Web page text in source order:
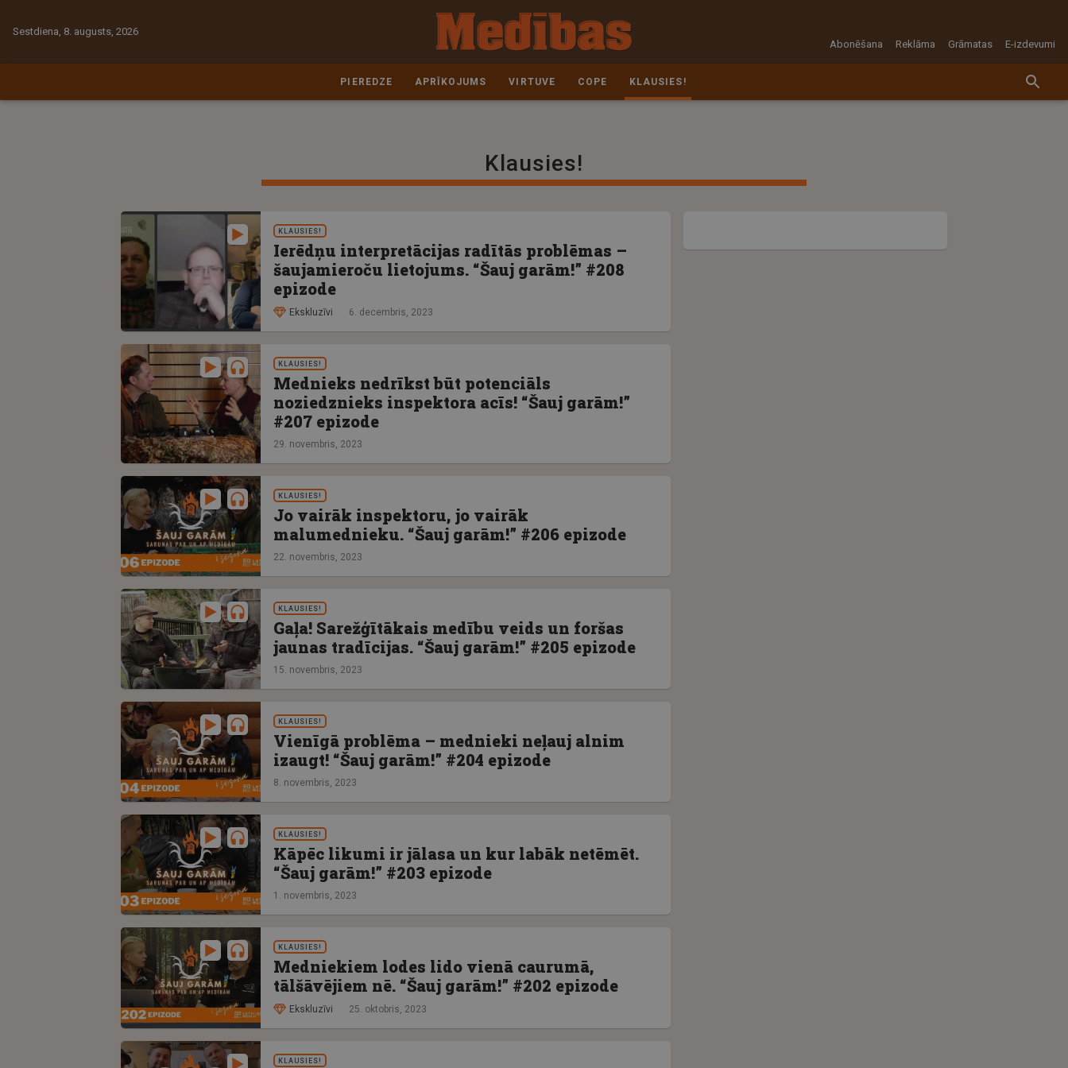
Sestdiena, 8. augusts, 2026
Abonēšana
Reklāma Grāmatas E-izdevumi
PIEREDZE APRĪKOJUMS VIRTUVE COPE KLAUSIES!
Klausies!
KLAUSIES!
Ierēdņu interpretācijas radītās problēmas –
šaujamieroču lietojums. “Šauj garām!” #208
epizode
Ekskluzīvi 6. decembris, 2023
KLAUSIES!
Mednieks nedrīkst būt potenciāls
noziedznieks inspektora acīs! “Šauj garām!”
#207 epizode
29. novembris, 2023
KLAUSIES!
Jo vairāk inspektoru, jo vairāk
malumednieku. “Šauj garām!” #206 epizode
22. novembris, 2023
KLAUSIES!
Gaļa! Sarežģītākais medību veids un foršas
jaunas tradīcijas. “Šauj garām!” #205 epizode
15. novembris, 2023
KLAUSIES!
Vienīgā problēma – mednieki neļauj alnim
izaugt! “Šauj garām!” #204 epizode
8. novembris, 2023
KLAUSIES!
Kāpēc likumi ir jālasa un kur labāk netēmēt.
“Šauj garām!” #203 epizode
1. novembris, 2023
KLAUSIES!
Medniekiem lodes lido vienā caurumā,
tālšāvējiem nē. “Šauj garām!” #202 epizode
Ekskluzīvi 25. oktobris, 2023
KLAUSIES!